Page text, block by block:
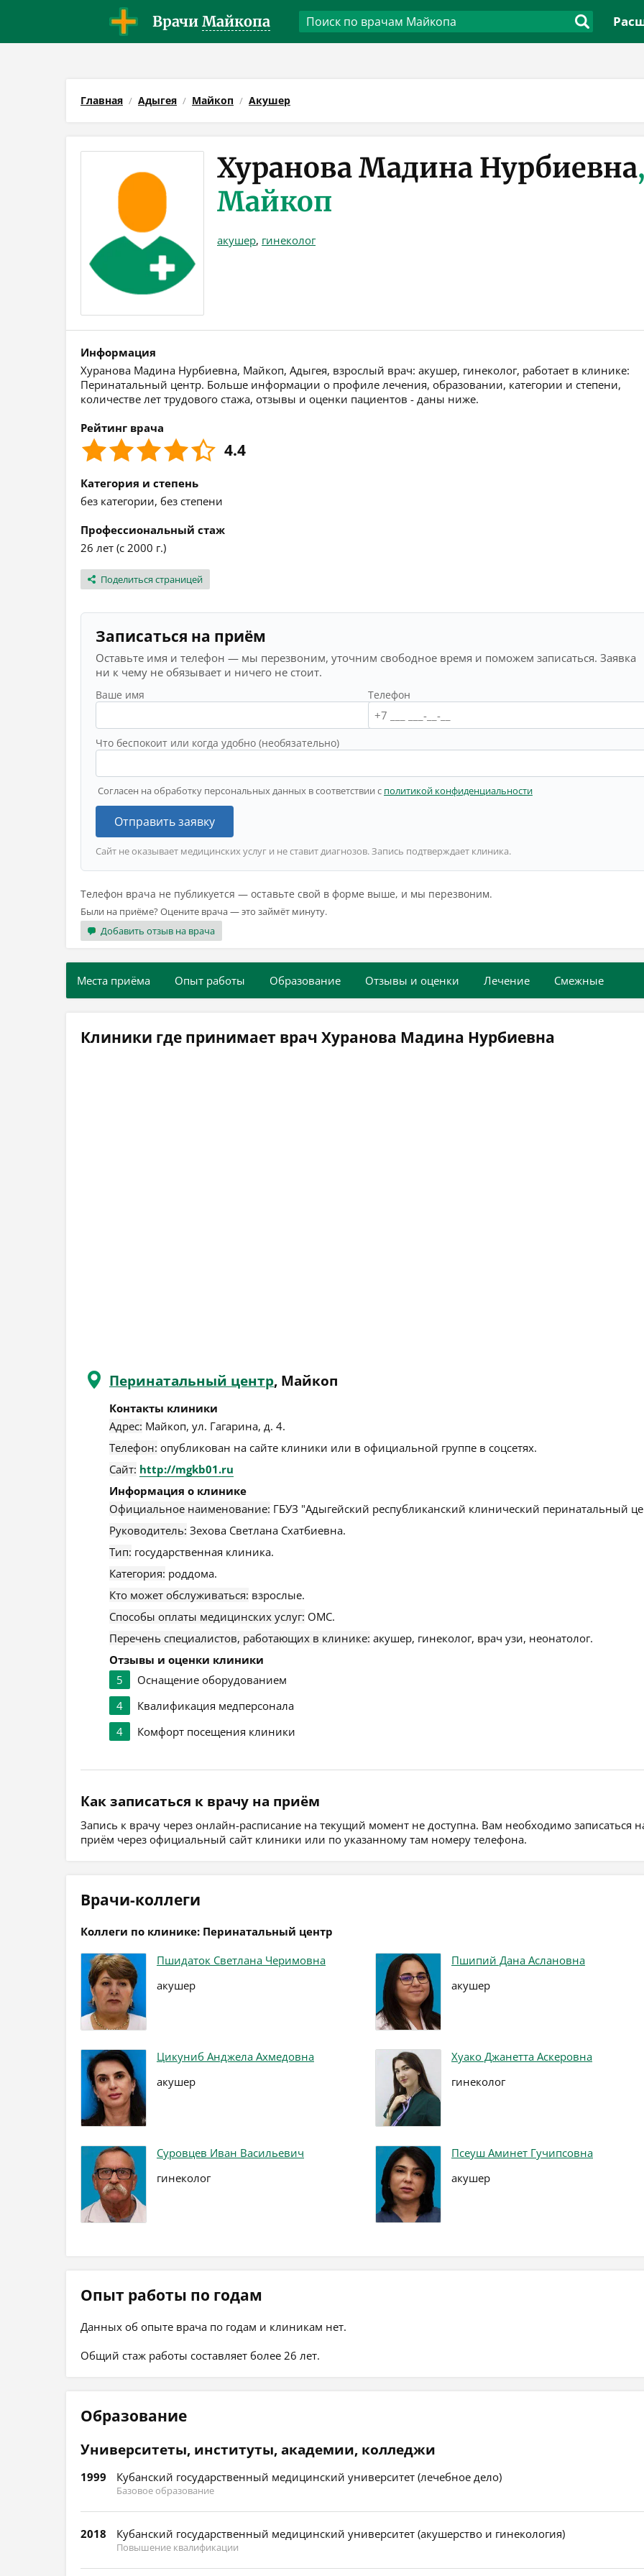
Врачи Майкопа
Главная Адыгея Майкоп Акушер
Хуранова Мадина Нурбиевна,
Майкоп
акушер, гинеколог
Информация
Хуранова Мадина Нурбиевна, Майкоп, Адыгея, взрослый врач: акушер, гинеколог, работает в клинике:
Перинатальный центр. Больше информации о профиле лечения, образовании, категории и степени,
количестве лет трудового стажа, отзывы и оценки пациентов - даны ниже.
Рейтинг врача
4.4
Категория и степень
без категории, без степени
Профессиональный стаж
26 лет (с 2000 г.)
Поделиться страницей
Записаться на приём
Оставьте имя и телефон — мы перезвоним, уточним свободное время и поможем записаться. Заявка
ни к чему не обязывает и ничего не стоит.
Ваше имя Телефон
Что беспокоит или когда удобно (необязательно)
Согласен на обработку персональных данных в соответствии с политикой конфиденциальности
Отправить заявку
Сайт не оказывает медицинских услуг и не ставит диагнозов. Запись подтверждает клиника.
Телефон врача не публикуется — оставьте свой в форме выше, и мы перезвоним.
Были на приёме? Оцените врача — это займёт минуту.
Добавить отзыв на врача
Места приёма Опыт работы Образование Отзывы и оценки Лечение Смежные
Клиники где принимает врач Хуранова Мадина Нурбиевна
Перинатальный центр, Майкоп
Контакты клиники
Адрес: Майкоп, ул. Гагарина, д. 4.
Телефон: опубликован на сайте клиники или в официальной группе в соцсетях.
Сайт: http://mgkb01.ru
Информация о клинике
Официальное наименование: ГБУЗ "Адыгейский республиканский клинический перинатальный
Руководитель: Зехова Светлана Схатбиевна.
Тип: государственная клиника.
Категория: роддома.
Кто может обслуживаться: взрослые.
Способы оплаты медицинских услуг: ОМС.
Перечень специалистов, работающих в клинике: акушер, гинеколог, врач узи, неонатолог.
Отзывы и оценки клиники
5
Оснащение оборудованием
4
Квалификация медперсонала
4
Комфорт посещения клиники
Как записаться к врачу на приём
Запись к врачу через онлайн-расписание на текущий момент не доступна. Вам необходимо записаться
приём через официальный сайт клиники или по указанному там номеру телефона.
Врачи-коллеги
Коллеги по клинике: Перинатальный центр
Пшидаток Светлана Черимовна
акушер
Пшипий Дана Аслановна
акушер
Цикуниб Анджела Ахмедовна
акушер
Хуако Джанетта Аскеровна
гинеколог
Суровцев Иван Васильевич
гинеколог
Псеуш Аминет Гучипсовна
акушер
Опыт работы по годам
Данных об опыте врача по годам и клиникам нет.
Общий стаж работы составляет более 26 лет.
Образование
Университеты, институты, академии, колледжи
1999 Кубанский государственный медицинский университет (лечебное дело)
Базовое образование
2018 Кубанский государственный медицинский университет (акушерство и гинекология)
Повышение квалификации